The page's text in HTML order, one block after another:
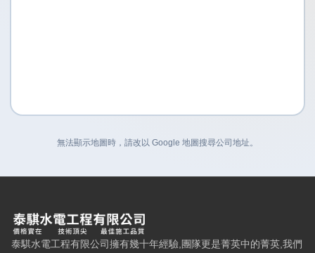
無法顯示地圖時，請改以 Google 地圖搜尋公司地址。
泰騏水電工程有限公司 — 網站概要、主導覽與聯絡方式
泰騏水電工程有限公司擁有幾十年經驗,團隊更是菁英中的菁英,我們